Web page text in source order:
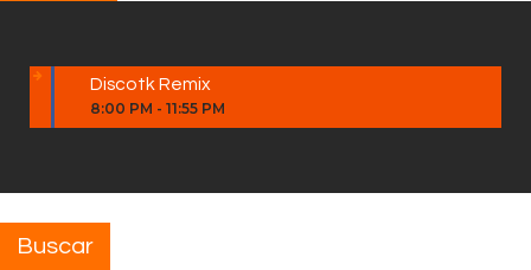
Discotk Remix
8:00 PM - 11:55 PM
Buscar